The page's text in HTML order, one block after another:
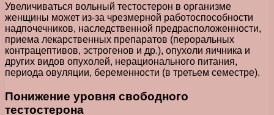
Увеличиваться вольный тестостерон в организме
женщины может из-за чрезмерной работоспособности
надпочечников, наследственной предрасположенности,
приема лекарственных препаратов (пероральных
контрацептивов, эстрогенов и др.), опухоли яичника и
других видов опухолей, нерационального питания,
периода овуляции, беременности (в третьем семестре).
Понижение уровня свободного
тестостерона